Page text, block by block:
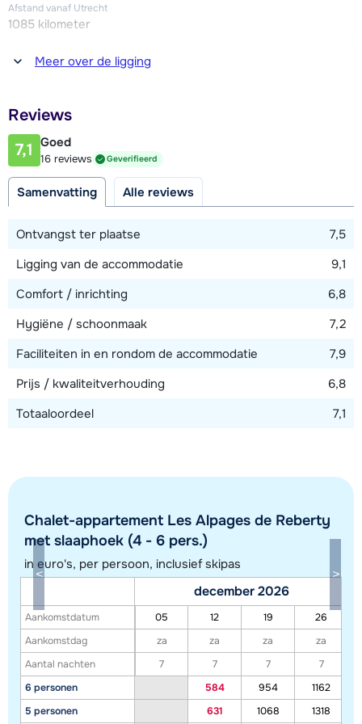
Afstand vanaf Utrecht
1085 kilometer
Afstand tot winkel(s)
50 meter
50 meter
Afstand tot piste
25 - 50 meter
50 meter
Bekijk kaart
Toon alle accommodaties in dit gebied
Deze kaart geeft een indicatie van de ligging van onze accommodaties. De
exacte locatie kan enigszins afwijken.
Meer over de ligging
Reviews
7,1 Goed
16 reviews Geverifieerd
Samenvatting Alle reviews
Ontvangst ter plaatse
7,5
Ligging van de accommodatie
9,1
Comfort / inrichting
6,8
Hygiëne / schoonmaak
7,2
Faciliteiten in en rondom de accommodatie
7,9
Prijs / kwaliteitverhouding
6,8
Totaaloordeel
7,1
Chalet-appartement Les Alpages de Reberty
met slaaphoek (4 - 6 pers.)
in euro's, per persoon, inclusief skipas
Aankomstdatum
Aankomstdag
Aantal nachten
6 personen
5 personen
december 2026
05 12 19
26
za
za za
za
7
7 7
7
584
954
1162
631
1068 1318